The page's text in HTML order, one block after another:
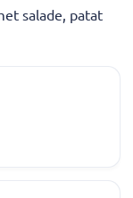
salade, patat